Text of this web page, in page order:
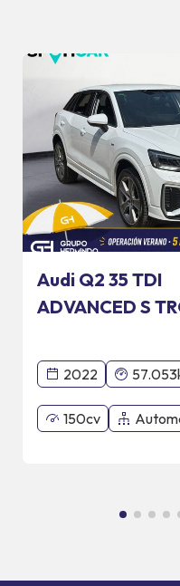
Audi Q2 35 TDI
ADVANCED S
2022
150cv